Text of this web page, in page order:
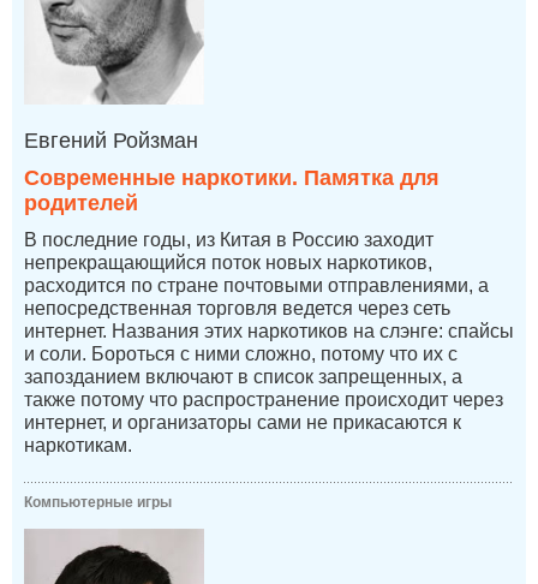
Евгений Ройзман
Современные наркотики. Памятка для
родителей
В последние годы, из Китая в Россию заходит
непрекращающийся поток новых наркотиков,
расходится по стране почтовыми отправлениями, а
непосредственная торговля ведется через сеть
интернет. Названия этих наркотиков на слэнге: спайсы
и соли. Бороться с ними сложно, потому что их с
запозданием включают в список запрещенных, а
также потому что распространение происходит через
интернет, и организаторы сами не прикасаются к
наркотикам.
Компьютерные игры